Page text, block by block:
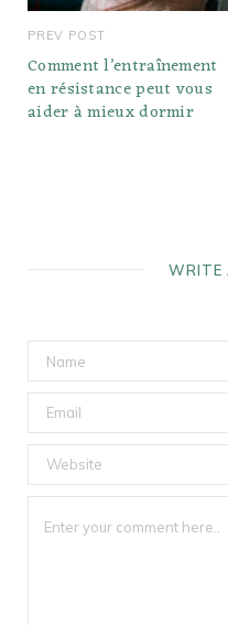
PREV POST
Comment l’entraînement
en résistance peut vous
aider à mieux dormir
WRITE